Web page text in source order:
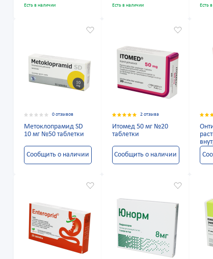
Есть в наличии Есть в наличии Есть
0 отзывов
Метоклопрамид SD
10 мг №50 таблетки
Сообщить о наличии
2 отзыва
Итомед 50 мг №20
таблетки
Сообщить о наличии